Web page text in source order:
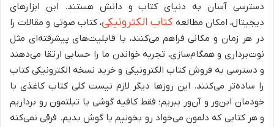
دسترسی آسان به دنیای کتاب و دانش هستند. این ابزارهای
دیجیتال، امکان مطالعهکتاب الکترونیکی، کتاب صوتی و مقالات را
در هر زمان و مکانی فراهم می‌کنند، با قابلیت‌های پیشرفته‌ای مثل
نوت‌برداری و همگام‌سازی، تجربه خواندن ما را حسابی ارتقا می‌دهند
و دسترسی به فروش کتاب الکترونیکی و خرید نسخه الکترونیکی کتاب
را ساده‌تر می‌کنند. این روزها دیگر لازم نیست کلی کتاب کاغذی با
خودمان این‌ور و آن‌ور ببریم؛ فقط کافیه گوشی یا تبلتمون رو برداریم
و هر کتابی که دلمون می‌خواد رو بخونیم یا گوش بدیم. فرقی نمی‌کنه